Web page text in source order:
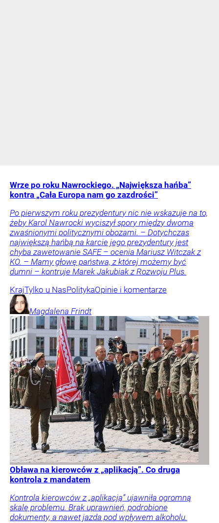
Wrze po roku Nawrockiego. „Największa hańba”
kontra „Cała Europa nam go zazdrości”
Po pierwszym roku prezydentury nic nie wskazuje na to,
żeby Karol Nawrocki wyciszył spory między dwoma
zwaśnionymi politycznymi obozami. – Dotychczas
największą hańbą na karcie jego prezydentury jest
chyba zawetowanie SAFE – ocenia Mariusz Witczak z
KO. – Mamy głowę państwa, z której możemy być
dumni – kontruje Marek Jakubiak z Rozwoju Plus.
KrajTylko u NasPolitykaOpinie i komentarze
Magdalena Frindt
Obława na kierowców z „aplikacją”. Co druga
kontrola z mandatem
Kontrola kierowców z „aplikacją” ujawniła ogromną
skalę problemu. Brak uprawnień, podrobione
dokumenty, a nawet jazda pod wpływem alkoholu.